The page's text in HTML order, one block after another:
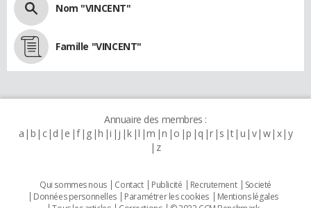
Nom "VINCENT"
Famille "VINCENT"
Annuaire des membres :
a b c d e f g h i j k l m n o p q r s t u v w x y
z
Qui sommes nous Contact Publicité Recrutement
Societé
Données personnelles
Paramétrer les cookies
Mentions légales